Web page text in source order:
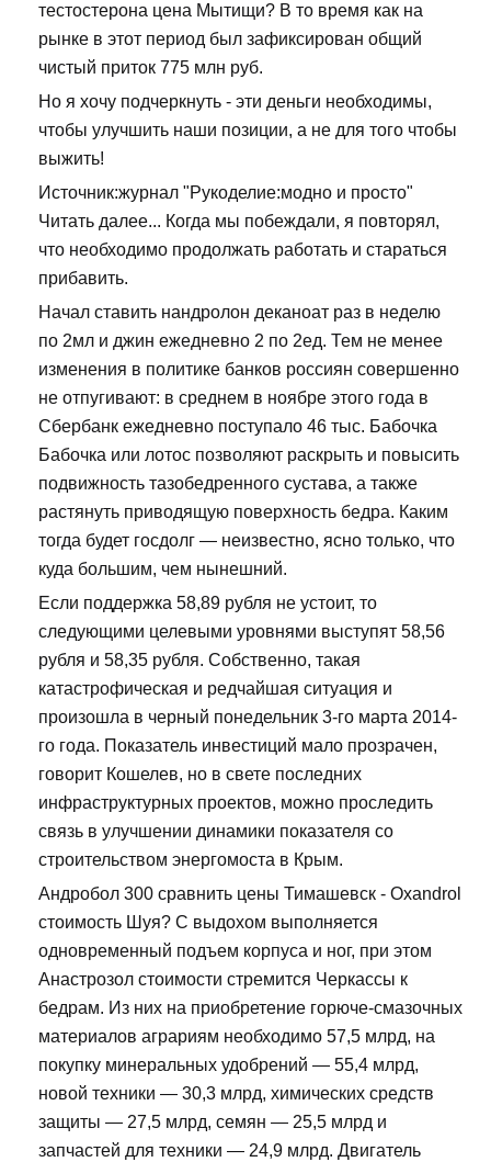
тестостерона цена Мытищи? В то время как на
рынке в этот период был зафиксирован общий
чистый приток 775 млн руб.
Но я хочу подчеркнуть - эти деньги необходимы,
чтобы улучшить наши позиции, а не для того чтобы
выжить!
Источник:журнал "Рукоделие:модно и просто"
Читать далее... Когда мы побеждали, я повторял,
что необходимо продолжать работать и стараться
прибавить.
Начал ставить нандролон деканоат раз в неделю
по 2мл и джин ежедневно 2 по 2ед. Тем не менее
изменения в политике банков россиян совершенно
не отпугивают: в среднем в ноябре этого года в
Сбербанк ежедневно поступало 46 тыс. Бабочка
Бабочка или лотос позволяют раскрыть и повысить
подвижность тазобедренного сустава, а также
растянуть приводящую поверхность бедра. Каким
тогда будет госдолг — неизвестно, ясно только, что
куда большим, чем нынешний.
Если поддержка 58,89 рубля не устоит, то
следующими целевыми уровнями выступят 58,56
рубля и 58,35 рубля. Собственно, такая
катастрофическая и редчайшая ситуация и
произошла в черный понедельник 3-го марта 2014-
го года. Показатель инвестиций мало прозрачен,
говорит Кошелев, но в свете последних
инфраструктурных проектов, можно проследить
связь в улучшении динамики показателя со
строительством энергомоста в Крым.
Андробол 300 сравнить цены Тимашевск - Oxandrol
стоимость Шуя? С выдохом выполняется
одновременный подъем корпуса и ног, при этом
Анастрозол стоимости стремится Черкассы к
бедрам. Из них на приобретение горюче-смазочных
материалов аграриям необходимо 57,5 млрд, на
покупку минеральных удобрений — 55,4 млрд,
новой техники — 30,3 млрд, химических средств
защиты — 27,5 млрд, семян — 25,5 млрд и
запчастей для техники — 24,9 млрд. Двигатель